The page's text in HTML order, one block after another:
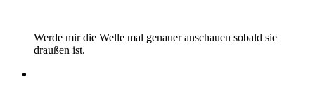
Werde mir die Welle mal genauer anschauen sobald sie
draußen ist.